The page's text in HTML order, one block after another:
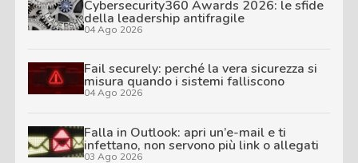
Cybersecurity360 Awards 2026: le sfide
della leadership antifragile
04 Ago 2026
Fail securely: perché la vera sicurezza si
misura quando i sistemi falliscono
04 Ago 2026
Falla in Outlook: apri un’e-mail e ti
infettano, non servono più link o allegati
03 Ago 2026